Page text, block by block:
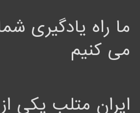
ما راه یادگیری
می کنیم
ایران متلب یکی